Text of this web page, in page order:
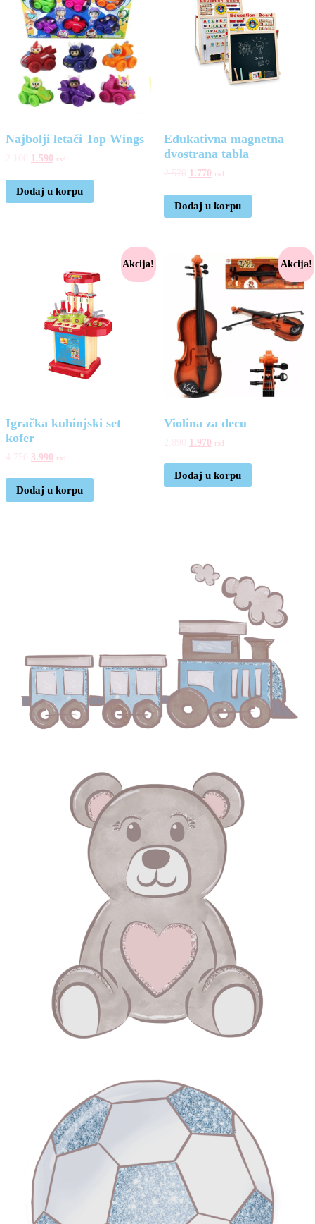
Najbolji letači Top Wings
1.590 rsd
Dodaj u korpu
Edukativna magnetna
dvostrana tabla
1.770 rsd
Dodaj u korpu
Akcija!
Igračka kuhinjski set
kofer
3.990 rsd
Dodaj u korpu
Akcija!
Violina za decu
1.970 rsd
Dodaj u korpu